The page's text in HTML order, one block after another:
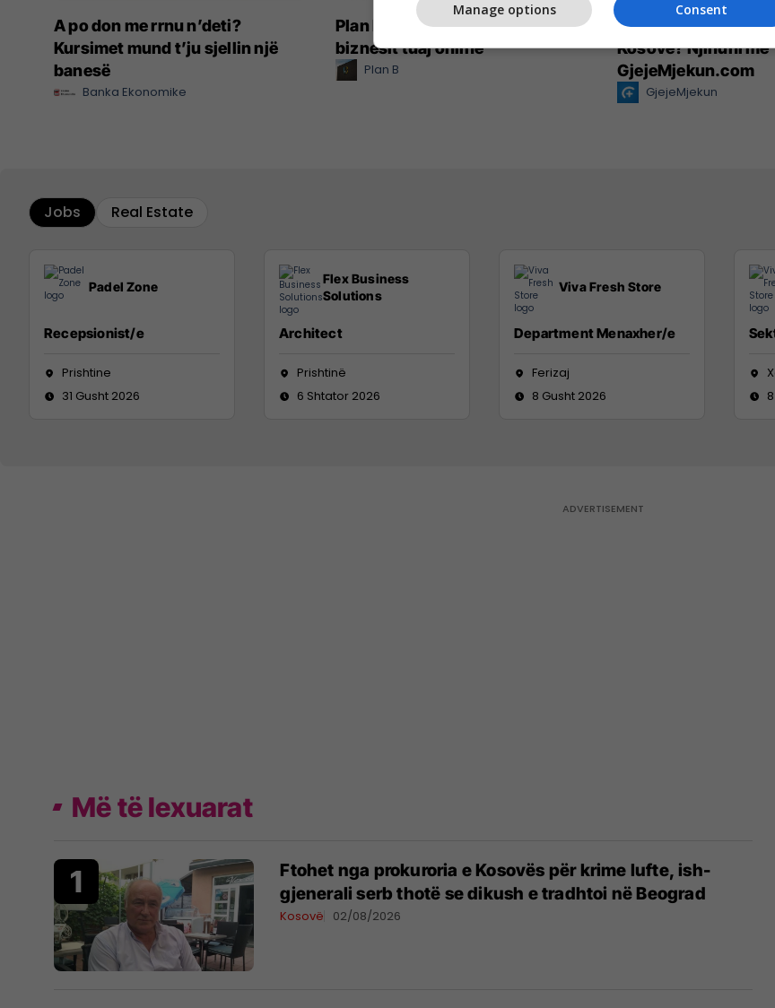
A po don me rrnu n’deti?
Kursimet mund t’ju sjellin një
banesë
Banka Ekonomike
Plan B Creative rrit ndikimin e
biznesit tuaj online
Plan B
Po kërkoni mjek
Kosovë? Njihuni me
GjejeMjekun.com
GjejeMjekun
Jobs Real Estate
Padel Zone
Recepsionist/e
Prishtine
31 Gusht 2026
Flex Business
Solutions
Architect
Prishtinë
6 Shtator 2026
Viva Fresh Store
Department Menaxher/e
Ferizaj
8 Gusht 2026
Më të lexuarat
Ftohet nga prokuroria e Kosovës për krime lufte, ish-
gjenerali serb thotë se dikush e tradhtoi në Beograd
Kosovë 02/08/2026
Consent
Manage options